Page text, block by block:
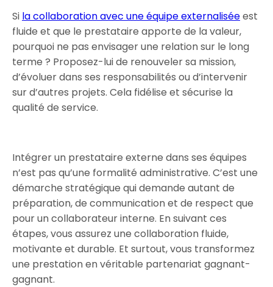
Si la collaboration avec une équipe externaliséeest
fluide et que le prestataire apporte de la valeur,
pourquoi ne pas envisager une relation sur le long
terme ? Proposez-lui de renouveler sa mission,
d’évoluer dans ses responsabilités ou d’intervenir
sur d’autres projets. Cela fidélise et sécurise la
qualité de service.
Intégrer un prestataire externe dans ses équipes
n’est pas qu’une formalité administrative. C’est une
démarche stratégique qui demande autant de
préparation, de communication et de respect que
pour un collaborateur interne. En suivant ces
étapes, vous assurez une collaboration fluide,
motivante et durable. Et surtout, vous transformez
une prestation en véritable partenariat gagnant-
gagnant.